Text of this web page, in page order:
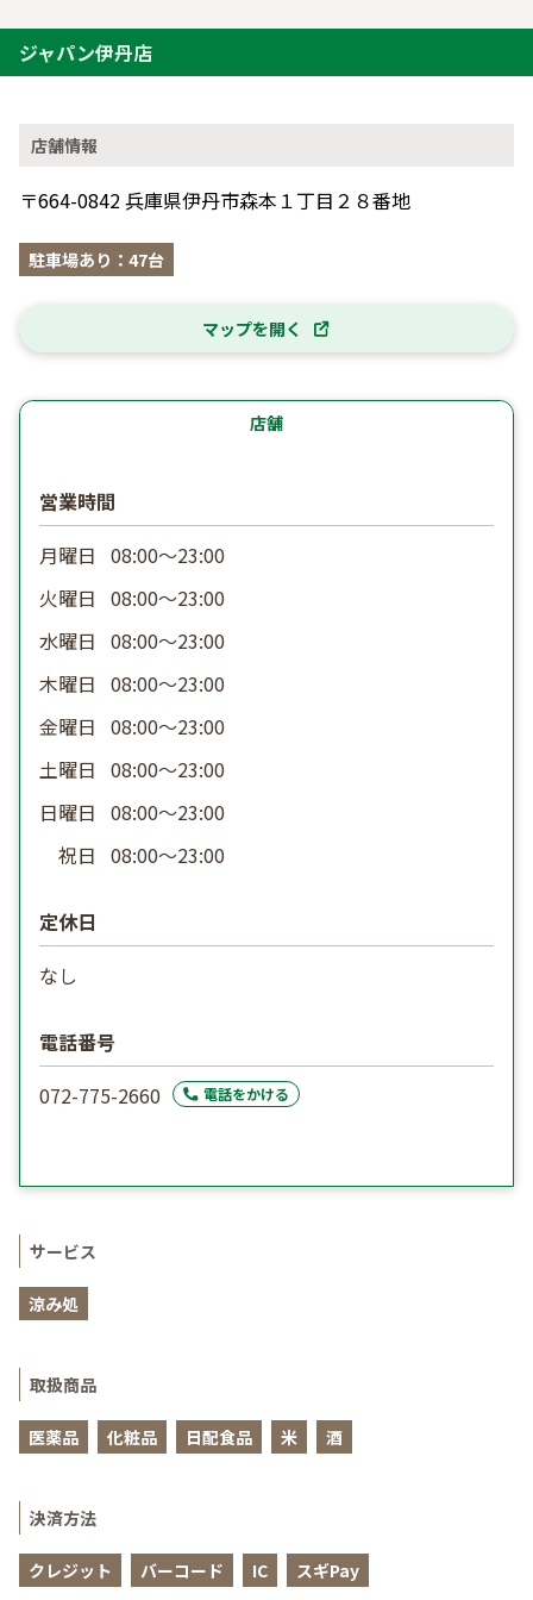
ジャパン伊丹店
店舗情報
〒664-0842 兵庫県伊丹市森本１丁目２８番地
駐車場あり：47台
マップを開く
店舗
営業時間
月曜日 08:00〜23:00
火曜日 08:00〜23:00
水曜日 08:00〜23:00
木曜日 08:00〜23:00
金曜日 08:00〜23:00
土曜日 08:00〜23:00
日曜日 08:00〜23:00
祝日 08:00〜23:00
定休日
なし
電話番号
072-775-2660
電話をかける
サービス
涼み処
取扱商品
医薬品 化粧品 日配食品 米 酒
決済方法
クレジット バーコード IC スギPay